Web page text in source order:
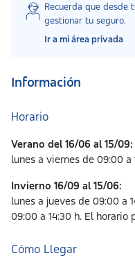
Recuerda que desde
gestionar tu seguro.
Ir a mi área privada
Información
Horario
Verano del 16/06 al 15/09:
lunes a viernes de 09:00 a
Invierno 16/09 al 15/06:
lunes a jueves de 09:00 a
09:00 a 14:30 h. El
Cómo Llegar